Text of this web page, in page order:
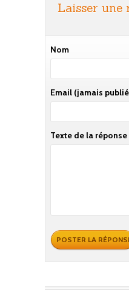
Laisser une
Nom
Email (jamais
Texte de la réponse